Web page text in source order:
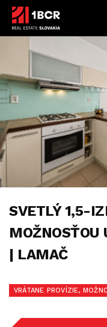
SVETLÝ 1,5-
MOŽNOSŤOU
| LAMAČ
VRÁTANE PROVÍZIE,